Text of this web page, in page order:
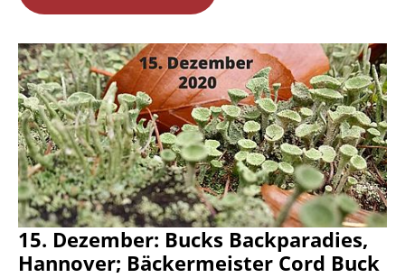
15. Dezember: Bucks Backparadies,
Hannover; Bäckermeister Cord Buck